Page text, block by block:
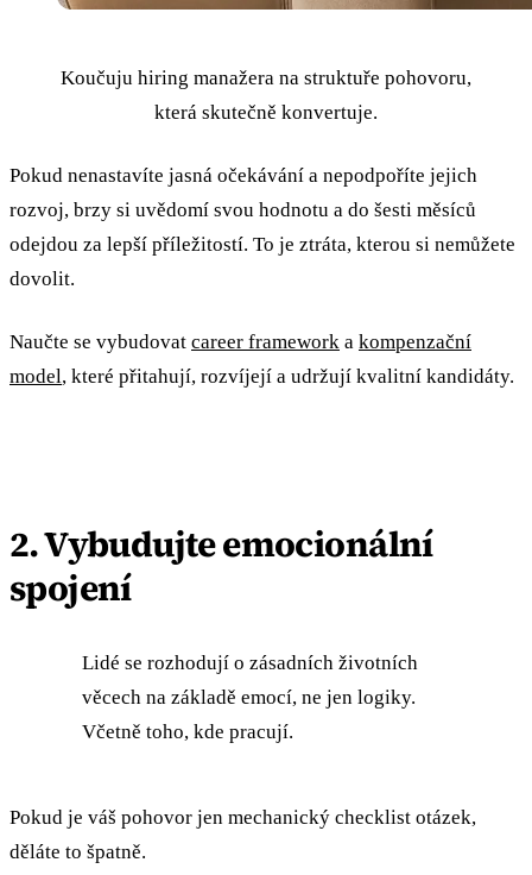
Koučuju hiring manažera na struktuře pohovoru,
která skutečně konvertuje.
Pokud nenastavíte jasná očekávání a nepodpoříte jejich
rozvoj, brzy si uvědomí svou hodnotu a do šesti měsíců
odejdou za lepší příležitostí. To je ztráta, kterou si nemůžete
dovolit.
Naučte se vybudovat career framework a kompenzační
model, které přitahují, rozvíjejí a udržují kvalitní kandidáty.
2. Vybudujte emocionální
spojení
Lidé se rozhodují o zásadních životních
věcech na základě emocí, ne jen logiky.
Včetně toho, kde pracují.
Pokud je váš pohovor jen mechanický checklist otázek,
děláte to špatně.